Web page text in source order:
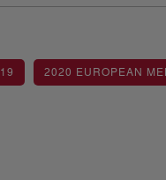
2020 EUROPEAN